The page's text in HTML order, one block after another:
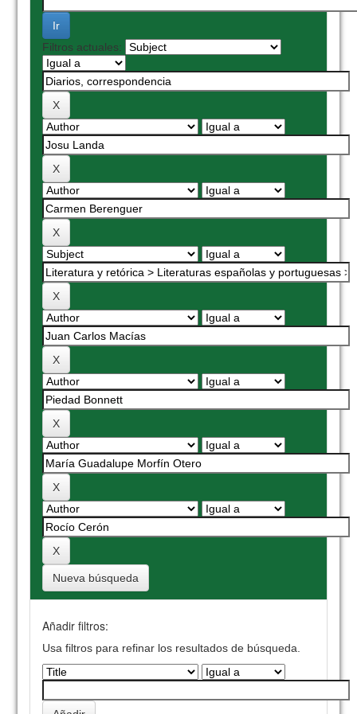
Filtros actuales:
Nueva búsqueda
Añadir filtros:
Usa filtros para refinar los resultados de búsqueda.